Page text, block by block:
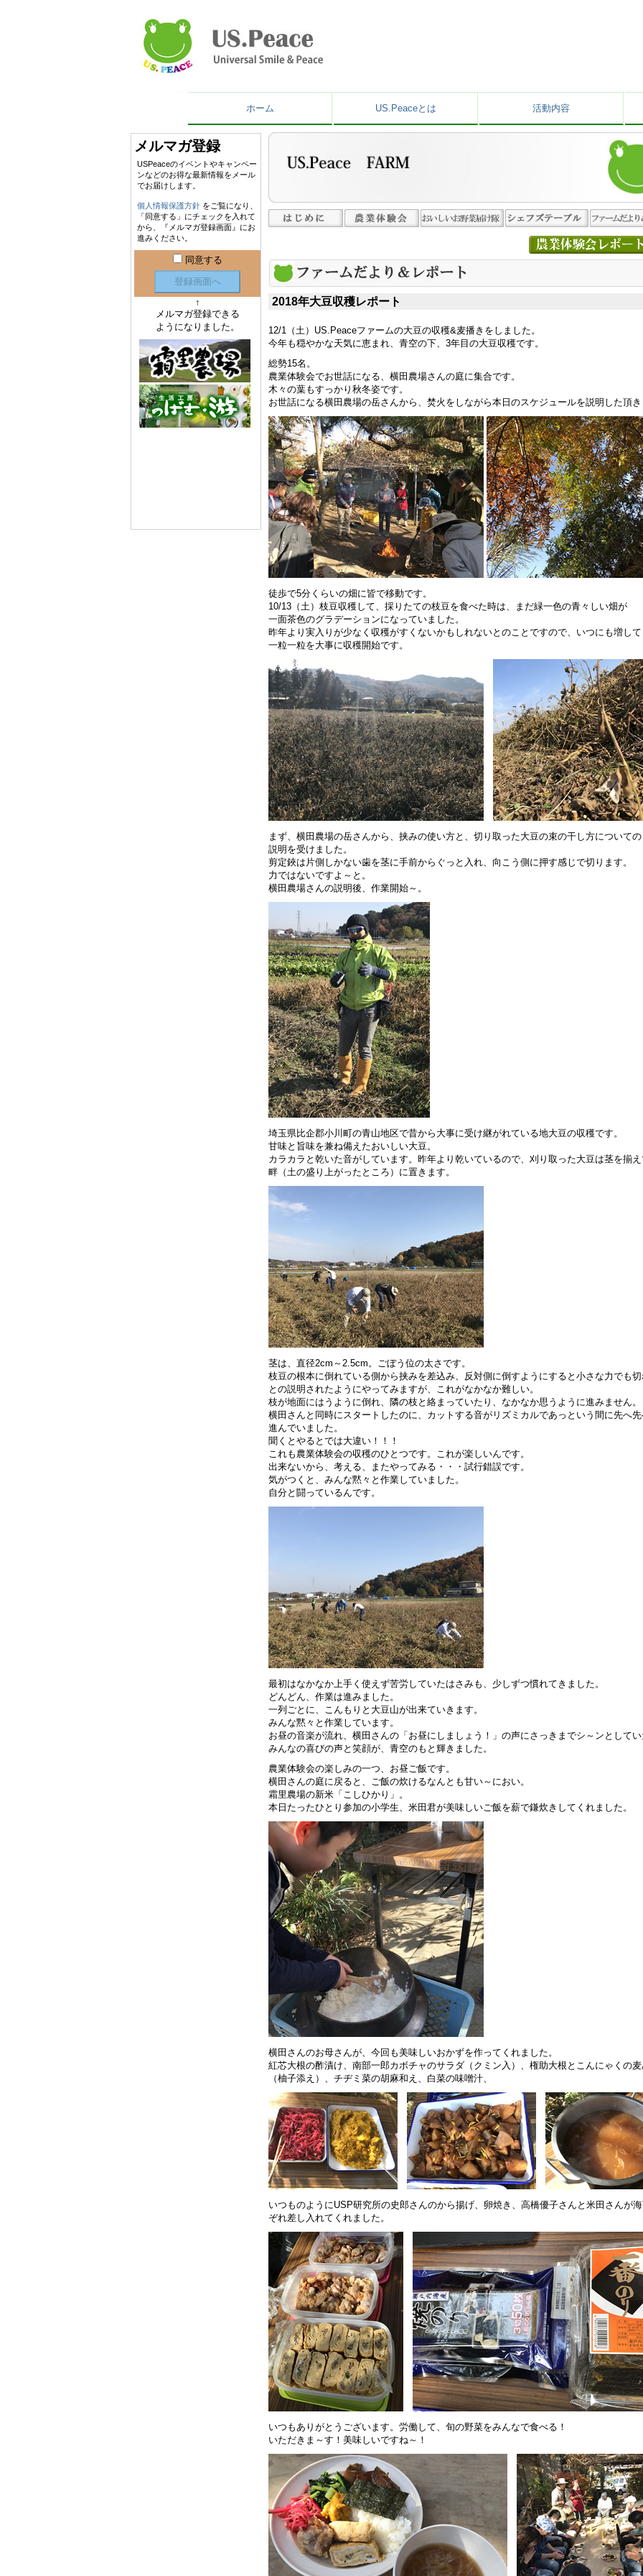
ホーム US.Peaceとは 活動内容
メルマガ登録
USPeaceのイベントやキャンペー
ンなどのお得な最新情報をメール
でお届けします。
個人情報保護方針 をご覧になり、
「同意する」にチェックを入れて
から、『メルマガ登録画面』にお
進みください。
同意する
登録画面へ
↑
メルマガ登録できる
ようになりました。
2018年大豆収穫レポート
12/1（土）US.Peaceファームの大豆の収穫&麦播きをしました。
今年も穏やかな天気に恵まれ、青空の下、3年目の大豆収穫です。
総勢15名。
農業体験会でお世話になる、横田農場さんの庭に集合です。
木々の葉もすっかり秋冬姿です。
お世話になる横田農場の岳さんから、焚火をしながら本日のスケジュールを説明した頂
徒歩で5分くらいの畑に皆で移動です。
10/13（土）枝豆収穫して、採りたての枝豆を食べた時は、まだ緑一色の青々しい畑が
一面茶色のグラデーションになっていました。
昨年より実入りが少なく収穫がすくないかもしれないとのことですので、いつにも増して
一粒一粒を大事に収穫開始です。
まず、横田農場の岳さんから、挟みの使い方と、切り取った大豆の束の干し方についての
説明を受けました。
剪定鋏は片側しかない歯を茎に手前からぐっと入れ、向こう側に押す感じで切ります。
力ではないですよ～と。
横田農場さんの説明後、作業開始～。
埼玉県比企郡小川町の青山地区で昔から大事に受け継がれている地大豆の収穫です。
甘味と旨味を兼ね備えたおいしい大豆。
カラカラと乾いた音がしています。昨年より乾いているので、刈り取った大豆は茎を揃
畔（土の盛り上がったところ）に置きます。
茎は、直径2cm～2.5cm。ごぼう位の太さです。
枝豆の根本に倒れている側から挟みを差込み、反対側に倒すようにすると小さな力でも
との説明されたようにやってみますが、これがなかなか難しい。
枝が地面にはうように倒れ、隣の枝と絡まっていたり、なかなか思うように進みません。
横田さんと同時にスタートしたのに、カットする音がリズミカルであっという間に先へ
進んでいました。
聞くとやるとでは大違い！！！
これも農業体験会の収穫のひとつです。これが楽しいんです。
出来ないから、考える、またやってみる・・・試行錯誤です。
気がつくと、みんな黙々と作業していました。
自分と闘っているんです。
最初はなかなか上手く使えず苦労していたはさみも、少しずつ慣れてきました。
どんどん、作業は進みました。
一列ごとに、こんもりと大豆山が出来ていきます。
みんな黙々と作業しています。
お昼の音楽が流れ、横田さんの「お昼にしましょう！」の声にさっきまでシ～ンとして
みんなの喜びの声と笑顔が、青空のもと輝きました。
農業体験会の楽しみの一つ、お昼ご飯です。
横田さんの庭に戻ると、ご飯の炊けるなんとも甘い～におい。
霜里農場の新米「こしひかり」。
本日たったひとり参加の小学生、米田君が美味しいご飯を薪で鎌炊きしてくれました。
横田さんのお母さんが、今回も美味しいおかずを作ってくれました。
紅芯大根の酢漬け、南部一郎カボチャのサラダ（クミン入）、権助大根とこんにゃくの
（柚子添え）、チヂミ菜の胡麻和え、白菜の味噌汁、
いつものようにUSP研究所の史郎さんのから揚げ、卵焼き、高橋優子さんと米田さんが
ぞれ差し入れてくれました。
いつもありがとうございます。労働して、旬の野菜をみんなで食べる！
いただきま～す！美味しいですね～！